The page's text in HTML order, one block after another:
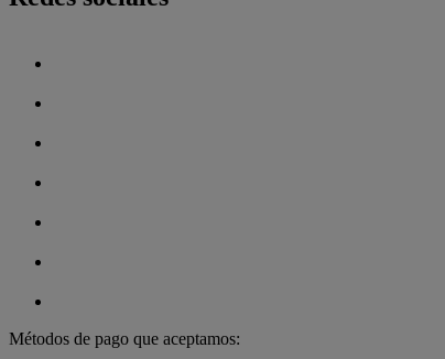
Métodos de pago que aceptamos: